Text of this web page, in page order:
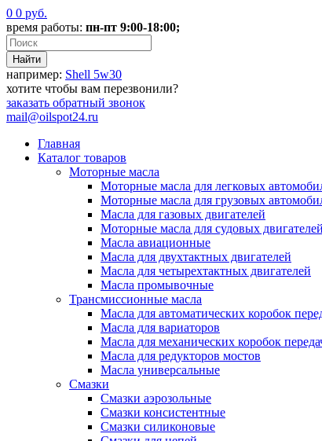
0 0 руб.
время работы: пн-пт 9:00-18:00;
например: Shell 5w30
хотите чтобы вам перезвонили?
заказать обратный звонок
mail@oilspot24.ru
Главная
Каталог товаров
Моторные масла
Моторные масла для легковых
Моторные масла для грузовых
Масла для газовых двигателей
Моторные масла для судовых двигателей
Масла авиационные
Масла для двухтактных двигателей
Масла для четырехтактных двигателей
Масла промывочные
Трансмиссионные масла
Масла для автоматических коробок
Масла для вариаторов
Масла для механических коробок
Масла для редукторов мостов
Масла универсальные
Cмазки
Смазки аэрозольные
Смазки консистентные
Смазки силиконовые